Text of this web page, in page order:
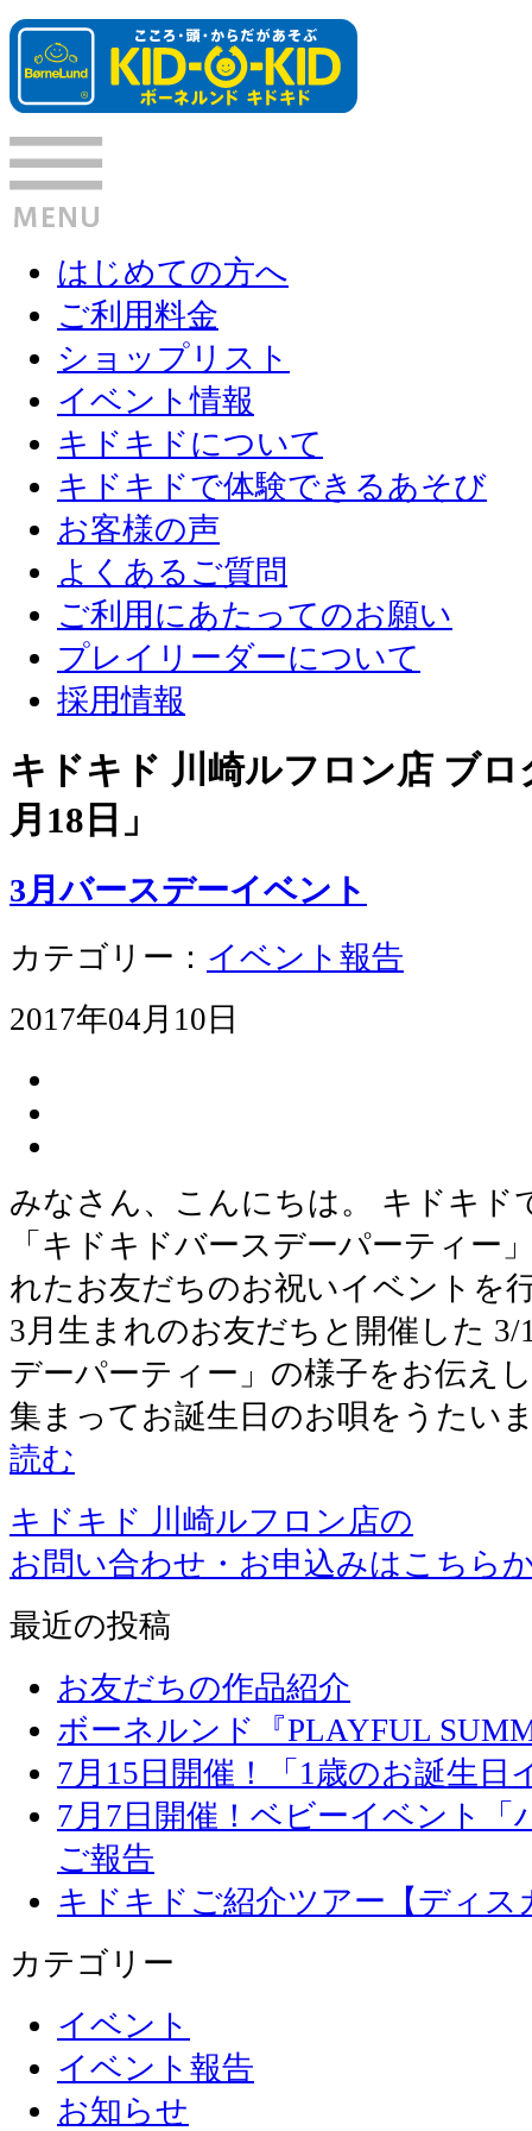
はじめての方へ
ご利用料金
ショップリスト
イベント情報
キドキドについて
キドキドで体験できるあそび
お客様の声
よくあるご質問
ご利用にあたってのお願い
プレイリーダーについて
採用情報
キドキド 川崎ルフロン店 ブ
月18日 」
3月バースデーイベント
カテゴリー： イベント報告
2017年04月10日
みなさん、こんにちは。 キドキド
「キドキドバースデーパーティー
れたお友だちのお祝いイベントを
3月生まれのお友だちと開催した
デーパーティー」の様子をお伝え
集まってお誕生日のお唄をうたい
読む
キドキド 川崎ルフロン店の
お問い合わせ・お申込みはこちら
最近の投稿
お友だちの作品紹介
ボーネルンド『PLAYFUL
7月15日開催！「1歳のお誕生日
7月7日開催！ベビーイベント
ご報告
キドキドご紹介ツアー【ディス
カテゴリー
イベント
イベント報告
お知らせ